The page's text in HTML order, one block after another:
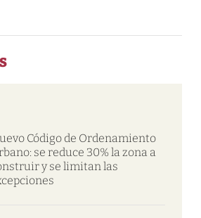
Código de Ordenamiento
se reduce 30% la zona a
y se limitan las